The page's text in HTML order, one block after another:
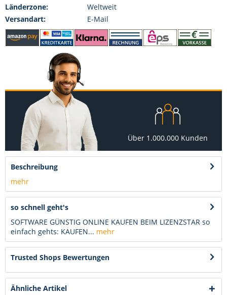
Länderzone:
Weltweit
Versandart:
E-Mail
Über 1.000.000 Kunden
Beschreibung
mehr
so schnell geht's
SOFTWARE GÜNSTIG ONLINE KAUFEN BEIM LIZENZSTAR so
einfach gehts: KAUFEN... mehr
Trusted Shops Bewertungen
Ähnliche Artikel